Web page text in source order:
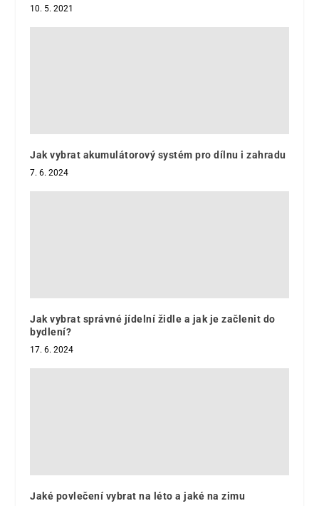
10. 5. 2021
Jak vybrat akumulátorový systém pro dílnu i zahradu
7. 6. 2024
Jak vybrat správné jídelní židle a jak je začlenit do
bydlení?
17. 6. 2024
Jaké povlečení vybrat na léto a jaké na zimu